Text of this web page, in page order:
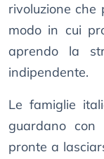
rivoluzione che
modo in cui
aprendo la
indipendente.
Le famiglie
guardano con
pronte a